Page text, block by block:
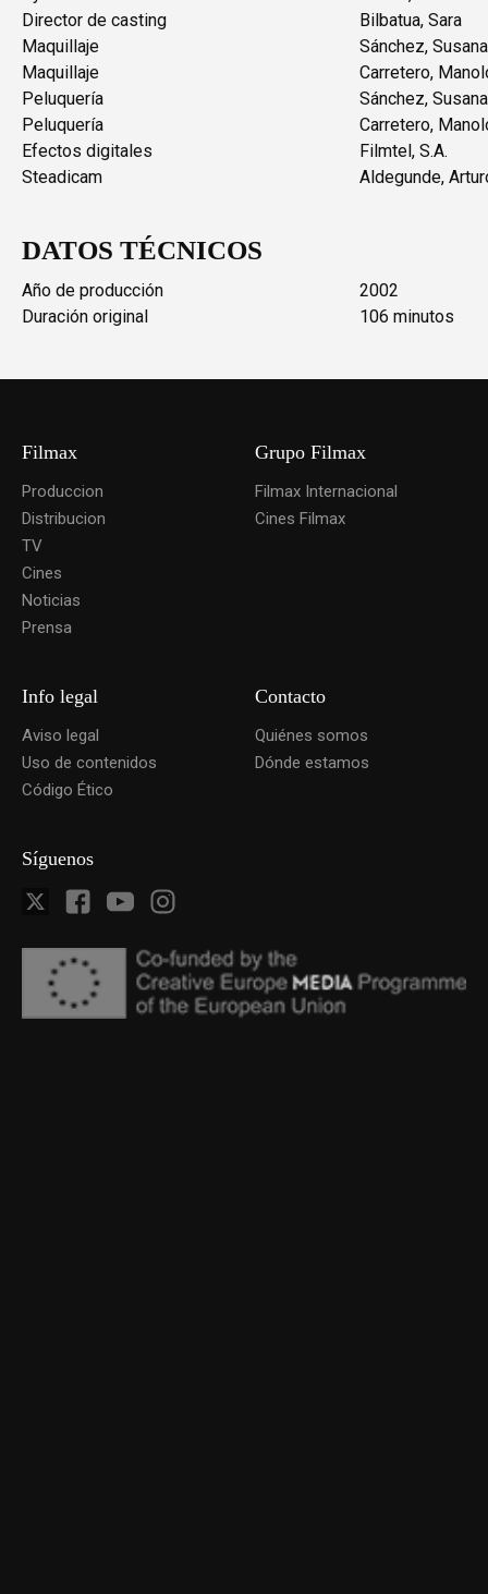
Director de casting
Bilbatua, Sara
Maquillaje
Sánchez, Susana
Maquillaje
Carretero,
Peluquería
Sánchez, Susana
Peluquería
Carretero,
Efectos digitales
Filmtel, S.A.
Steadicam
Aldegunde,
DATOS TÉCNICOS
Año de producción
2002
Duración original
106 minutos
Filmax
Produccion
Distribucion
TV
Cines
Noticias
Prensa
Grupo Filmax
Filmax Internacional
Cines Filmax
Info legal
Aviso legal
Uso de contenidos
Código Ético
Contacto
Quiénes somos
Dónde estamos
Síguenos